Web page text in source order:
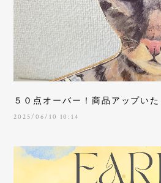
５０点オーバー！商品アップいた
2025/06/10 10:14